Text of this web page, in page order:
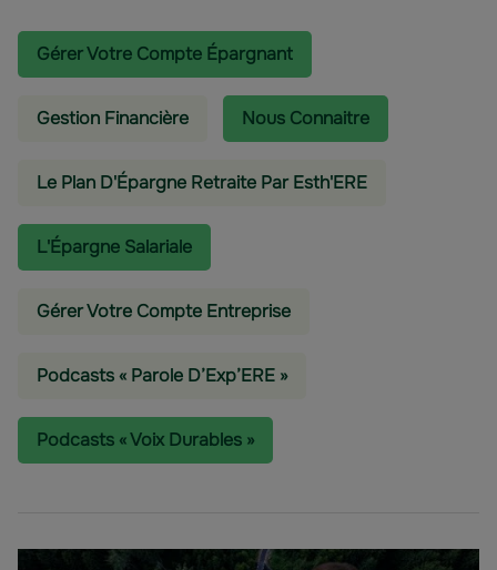
Gérer Votre Compte Épargnant
Gestion Financière Nous Connaitre
Le Plan D'Épargne Retraite Par Esth'ERE
L'épargne Salariale
Gérer Votre Compte Entreprise
Podcasts « Parole D’Exp’ERE »
Podcasts « Voix Durables »